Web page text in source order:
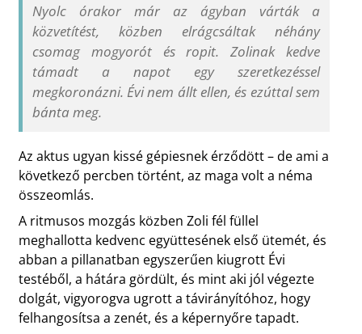
Nyolc órakor már az ágyban várták a
közvetítést, közben elrágcsáltak néhány
csomag mogyorót és ropit. Zolinak kedve
támadt a napot egy szeretkezéssel
megkoronázni. Évi nem állt ellen, és ezúttal sem
bánta meg.
Az aktus ugyan kissé gépiesnek érződött – de ami a
következő percben történt, az maga volt a néma
összeomlás.
A ritmusos mozgás közben Zoli fél füllel
meghallotta kedvenc együttesének első ütemét, és
abban a pillanatban egyszerűen kiugrott Évi
testéből, a hátára gördült, és mint aki jól végezte
dolgát, vigyorogva ugrott a távirányítóhoz, hogy
felhangosítsa a zenét, és a képernyőre tapadt.